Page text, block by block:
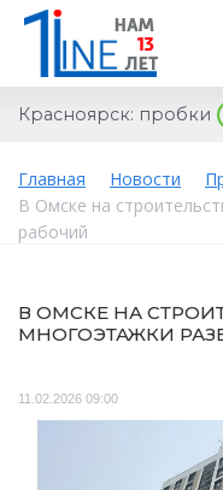
Красноярск: пробки
Главная Новости
В Омске на
рабочий
В ОМСКЕ НА
МНОГОЭТАЖКИ
11.02.2026 09:00